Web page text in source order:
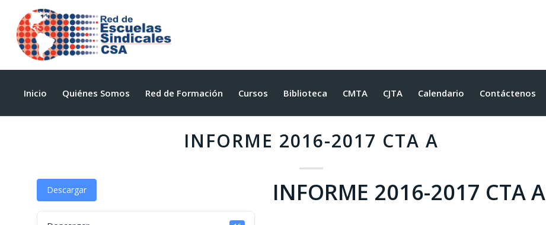
Inicio Quiénes Somos Red de Formación Cursos Biblioteca CMTA CJTA Calendario Contáctenos
INFORME 2016-2017 CTA A
Descargar INFORME 2016-2017 CTA A